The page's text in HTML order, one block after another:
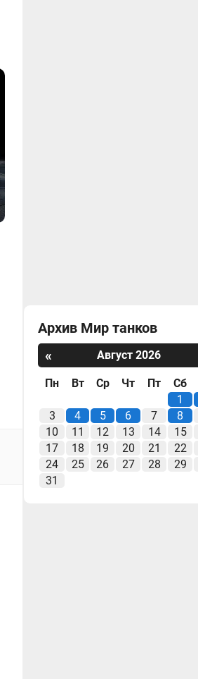
Архив Мир танков
«
Август 2026
Пн Вт Ср Чт Пт
Сб
1
3
4 5 6 7
8
10
11 12 13 14
15
17
18 19 20 21
22
24
25 26 27 28
29
31